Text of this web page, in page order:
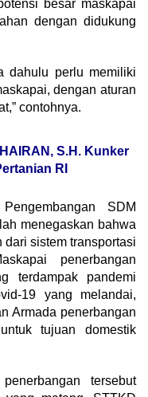
besar maskapai
dengan didukung
dahulu perlu memiliki
dengan aturan
contohnya.
S.H. Kunker
RI
SDM
menegaskan bahwa
sistem transportasi
penerbangan
terdampak pandemi
19 yang melandai,
Armada penerbangan
tujuan domestik
tersebut